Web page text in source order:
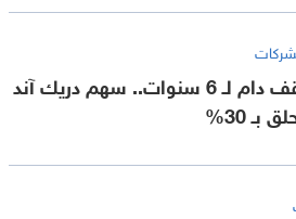
بعد توقف دام لـ 6 سنوات.. سهم دريك آند
30%